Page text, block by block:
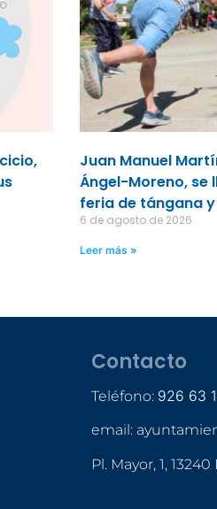
Juan Manuel
Ángel-Moreno, se
feria de tángana
6 de agosto de 2026
Leer más »
Contacto
Teléfono: 926 63
email:
Pl. Mayor, 1,